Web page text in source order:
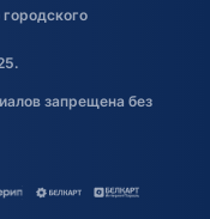
запрещена без